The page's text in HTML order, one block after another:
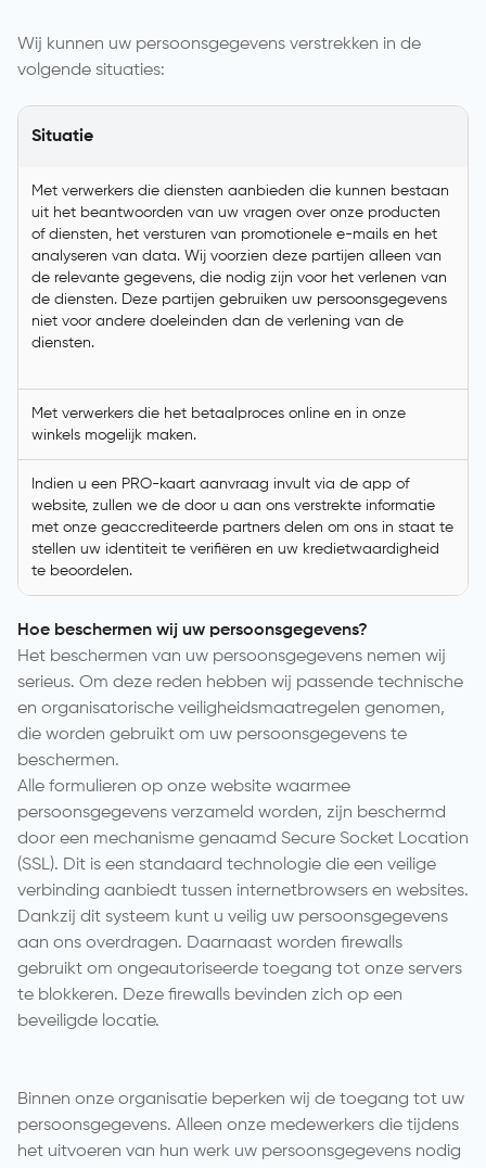
Wij kunnen uw persoonsgegevens verstrekken in de
volgende situaties:
Situatie
Met verwerkers die diensten aanbieden die kunnen bestaan
uit het beantwoorden van uw vragen over onze producten
of diensten, het versturen van promotionele e-mails en het
analyseren van data. Wij voorzien deze partijen alleen van
de relevante gegevens, die nodig zijn voor het verlenen van
de diensten. Deze partijen gebruiken uw persoonsgegevens
niet voor andere doeleinden dan de verlening van de
diensten.
Met verwerkers die het betaalproces online en in onze
winkels mogelijk maken.
Indien u een PRO-kaart aanvraag invult via de app of
website, zullen we de door u aan ons verstrekte informatie
met onze geaccrediteerde partners delen om ons in staat te
stellen uw identiteit te verifiëren en uw kredietwaardigheid
te beoordelen.
Hoe beschermen wij uw persoonsgegevens?
Het beschermen van uw persoonsgegevens nemen wij
serieus. Om deze reden hebben wij passende technische
en organisatorische veiligheidsmaatregelen genomen,
die worden gebruikt om uw persoonsgegevens te
beschermen.
Alle formulieren op onze website waarmee
persoonsgegevens verzameld worden, zijn beschermd
door een mechanisme genaamd Secure Socket Location
(SSL). Dit is een standaard technologie die een veilige
verbinding aanbiedt tussen internetbrowsers en websites.
Dankzij dit systeem kunt u veilig uw persoonsgegevens
aan ons overdragen. Daarnaast worden firewalls
gebruikt om ongeautoriseerde toegang tot onze servers
te blokkeren. Deze firewalls bevinden zich op een
beveiligde locatie.
Binnen onze organisatie beperken wij de toegang tot uw
persoonsgegevens. Alleen onze medewerkers die tijdens
het uitvoeren van hun werk uw persoonsgegevens nodig